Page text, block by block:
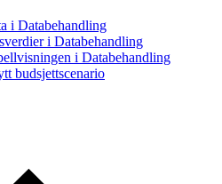
i Databehandling
i Databehandling
i Databehandling
budsjettscenario